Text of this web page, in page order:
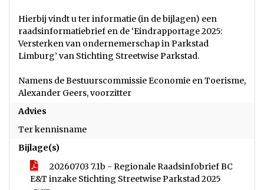
Hierbij vindt u ter informatie (in de bijlagen) een
raadsinformatiebrief en de ‘Eindrapportage 2025:
Versterken van ondernemerschap in Parkstad
Limburg’ van Stichting Streetwise Parkstad.
Namens de Bestuurscommissie Economie en Toerisme,
Alexander Geers, voorzitter
Advies
Ter kennisname
Bijlage(s)
20260703 7.1b - Regionale Raadsinfobrief BC
E&T inzake Stichting Streetwise Parkstad 2025